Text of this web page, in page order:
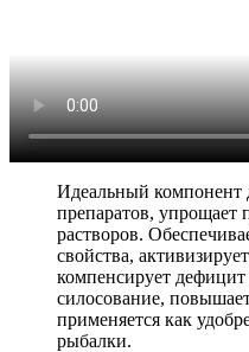
Идеальный
препаратов, упрощает
растворов.
свойства,
компенсирует дефицит
силосование,
применяется как
рыбалки.